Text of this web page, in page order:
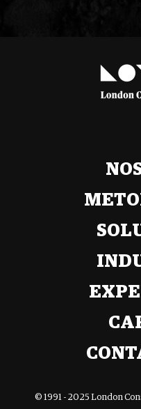
© 1991 - 2025 London